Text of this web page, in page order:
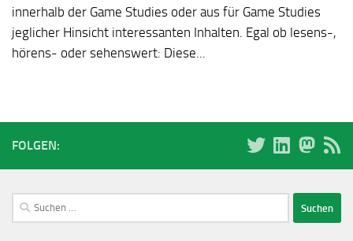
innerhalb der Game Studies oder aus für Game Studies
jeglicher Hinsicht interessanten Inhalten. Egal ob lesens-,
hörens- oder sehenswert: Diese...
FOLGEN:
Suchen
nach: